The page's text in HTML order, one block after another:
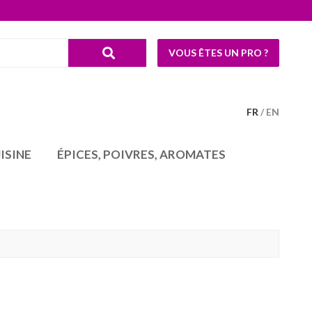
FR EN
VOUS ÊTES UN PRO ?
ÉPICES, POIVRES, AROMATES